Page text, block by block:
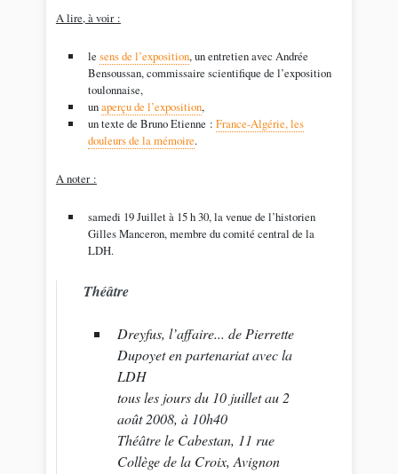
A lire, à voir :
lesens de l’exposition, un entretien avec Andrée
Bensoussan, commissaire scientifique de l’exposition
toulonnaise,
unaperçu de l’exposition,
un texte de Bruno Etienne :France-Algérie, les
douleurs de la mémoire.
A noter :
samedi 19 Juillet à 15 h 30, la venue de l’historien
Gilles Manceron, membre du comité central de la
LDH.
Théâtre
Dreyfus, l’affaire... de Pierrette
Dupoyet en partenariat avec la
LDH
tous les jours du 10 juillet au 2
août 2008, à 10h40
Théâtre le Cabestan, 11 rue
Collège de la Croix, Avignon